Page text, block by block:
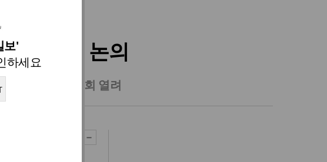
보'
하세요
11:51
정체성’ 논의
회 정기학술대회 열려